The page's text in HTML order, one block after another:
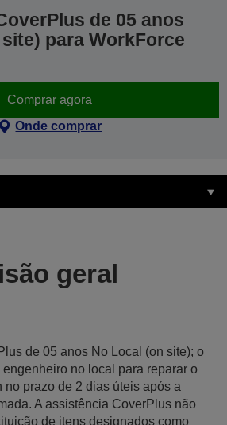
de 05 anos
para WorkForce
Comprar agora
Onde comprar
geral
de 05 anos No Local (on site); o
no local para reparar o
no prazo de 2 dias úteis após a
A assistência CoverPlus não
de itens designados como